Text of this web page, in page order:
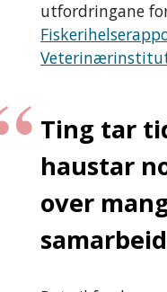
utfordringane
Ting tar
haustar
over